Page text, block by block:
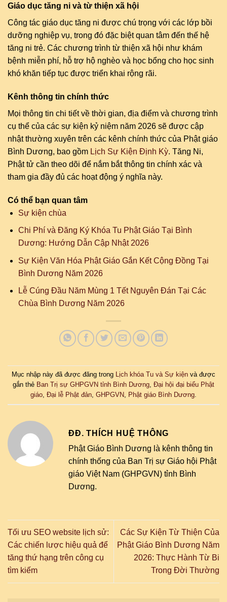
Giáo dục tăng ni và từ thiện xã hội
Công tác giáo dục tăng ni được chú trọng với các lớp bồi
dưỡng nghiệp vụ, trong đó đặc biệt quan tâm đến thế hệ
tăng ni trẻ. Các chương trình từ thiện xã hội như khám
bệnh miễn phí, hỗ trợ hộ nghèo và học bổng cho học sinh
khó khăn tiếp tục được triển khai rộng rãi.
Kênh thông tin chính thức
Mọi thông tin chi tiết về thời gian, địa điểm và chương trình
cụ thể của các sự kiện kỷ niệm năm 2026 sẽ được cập
nhật thường xuyên trên các kênh chính thức của Phật giáo
Bình Dương, bao gồm Lịch Sự Kiện Định Kỳ. Tăng Ni,
Phật tử cần theo dõi để nắm bắt thông tin chính xác và
tham gia đầy đủ các hoạt động ý nghĩa này.
Có thể bạn quan tâm
Sự kiện chùa
Chi Phí và Đăng Ký Khóa Tu Phật Giáo Tại Bình
Dương: Hướng Dẫn Cập Nhật 2026
Sự Kiện Văn Hóa Phật Giáo Gắn Kết Cộng Đồng Tại
Bình Dương Năm 2026
Lễ Cúng Đầu Năm Mùng 1 Tết Nguyên Đán Tại Các
Chùa Bình Dương Năm 2026
Mục nhập này đã được đăng trong Lịch khóa Tu và Sự kiện và được
gắn thẻ Ban Trị sự GHPGVN tỉnh Bình Dương Đại hội đại biểu Phật
giáo Đại lễ Phật đản GHPGVN Phật giáo Bình Dương
ĐĐ. THÍCH HUỆ THÔNG
Phật Giáo Bình Dương là kênh thông tin
chính thống của Ban Trị sự Giáo hội Phật
giáo Việt Nam (GHPGVN) tỉnh Bình
Dương.
Tối ưu SEO website lịch sử:
Các chiến lược hiệu quả để
tăng thứ hạng trên công cụ
tìm kiếm
Các Sự Kiện Từ Thiện Của
Phật Giáo Bình Dương Năm
2026: Thực Hành Từ Bi
Trong Đời Thường